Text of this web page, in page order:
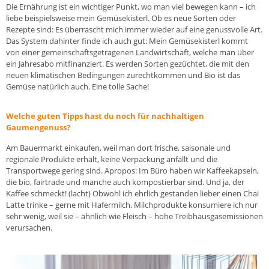
Die Ernährung ist ein wichtiger Punkt, wo man viel bewegen kann – ich
liebe beispielsweise mein Gemüsekisterl. Ob es neue Sorten oder
Rezepte sind: Es überrascht mich immer wieder auf eine genussvolle Art.
Das System dahinter finde ich auch gut: Mein Gemüsekisterl kommt
von einer gemeinschaftsgetragenen Landwirtschaft, welche man über
ein Jahresabo mitfinanziert. Es werden Sorten gezüchtet, die mit den
neuen klimatischen Bedingungen zurechtkommen und Bio ist das
Gemüse natürlich auch. Eine tolle Sache!
Welche guten Tipps hast du noch für nachhaltigen
Gaumengenuss?
Am Bauermarkt einkaufen, weil man dort frische, saisonale und
regionale Produkte erhält, keine Verpackung anfällt und die
Transportwege gering sind. Apropos: Im Büro haben wir Kaffeekapseln,
die bio, fairtrade und manche auch kompostierbar sind. Und ja, der
Kaffee schmeckt! (lacht) Obwohl ich ehrlich gestanden lieber einen Chai
Latte trinke – gerne mit Hafermilch. Milchprodukte konsumiere ich nur
sehr wenig, weil sie – ähnlich wie Fleisch – hohe Treibhausgasemissionen
verursachen.